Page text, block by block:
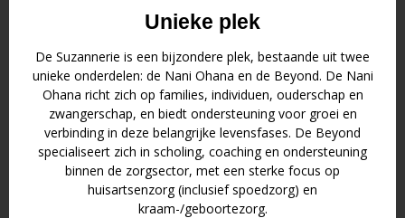
Unieke plek
De Suzannerie is een bijzondere plek, bestaande uit twee
unieke onderdelen: de Nani Ohana en de Beyond. De Nani
Ohana richt zich op families, individuen, ouderschap en
zwangerschap, en biedt ondersteuning voor groei en
verbinding in deze belangrijke levensfases. De Beyond
specialiseert zich in scholing, coaching en ondersteuning
binnen de zorgsector, met een sterke focus op
huisartsenzorg (inclusief spoedzorg) en
kraam-/geboortezorg.